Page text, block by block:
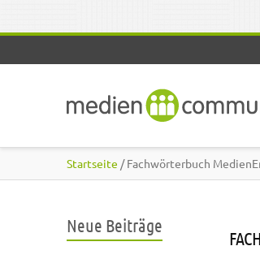
Startseite / Fachwörterbuch
Neue Beiträge